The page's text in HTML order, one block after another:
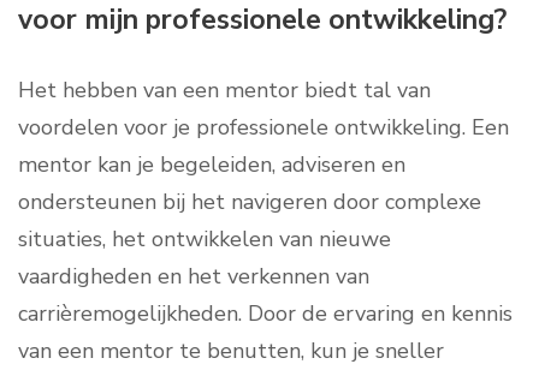
voor mijn professionele ontwikkeling?
Het hebben van een mentor biedt tal van
voordelen voor je professionele ontwikkeling. Een
mentor kan je begeleiden, adviseren en
ondersteunen bij het navigeren door complexe
situaties, het ontwikkelen van nieuwe
vaardigheden en het verkennen van
carrièremogelijkheden. Door de ervaring en kennis
van een mentor te benutten, kun je sneller